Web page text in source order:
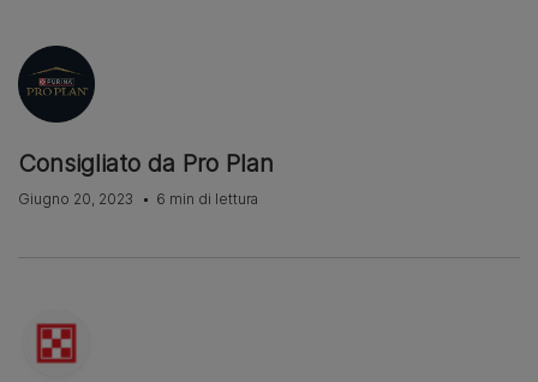
Consigliato da Pro Plan
Giugno 20, 2023 6 min di lettura